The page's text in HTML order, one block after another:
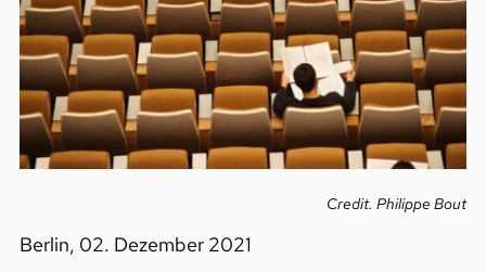
Credit. Philippe Bout
Berlin, 02. Dezember 2021